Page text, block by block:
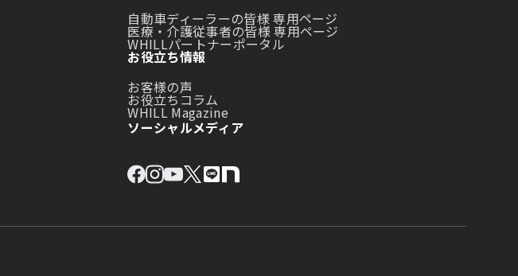
自動車ディーラーの皆様 専用ページ
医療・介護従事者の皆様 専用ページ
WHILLパートナーポータル
お役立ち情報
お客様の声
お役立ちコラム
WHILL Magazine
ソーシャルメディア